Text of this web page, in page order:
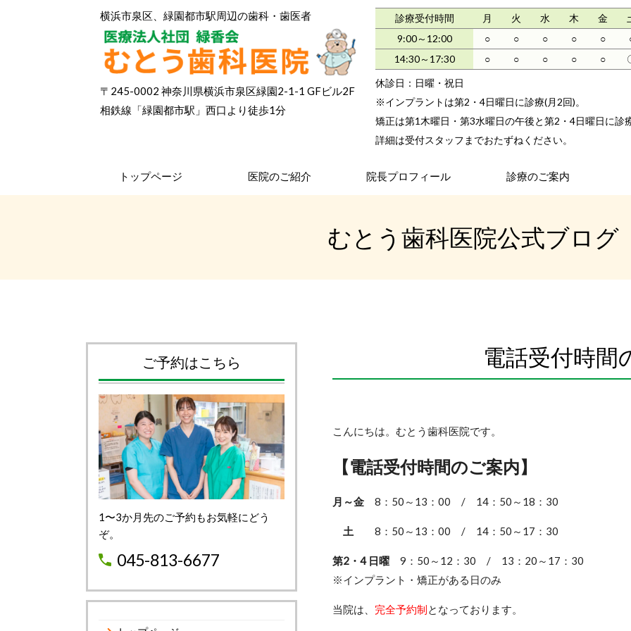
横浜市泉区、緑園都市駅周辺の歯科・歯医者
〒245-0002 神奈川県横浜市泉区緑園2-1-1 GFビル2F
相鉄線「緑園都市駅」西口より徒歩1分
診療受付時間 月 火 水 木 金
9:00～12:00
○ ○ ○ ○ ○
14:30～17:30
○ ○ ○ ○ ○
休診日：日曜・祝日
※インプラントは第2・4日曜日に診療(月2回)。
矯正は第1木曜日・第3水曜日の午後と第2・4日曜日に診
詳細は受付スタッフまでおたずねください。
トップページ 医院のご紹介 院長プロフィール 診療のご案内
むとう歯科医院公式ブログ
電話受付時間
こんにちは。むとう歯科医院です。
【電話受付時間のご案内】
月～金 8：50～13：00 / 14：50～18：30
土 8：50～13：00 / 14：50～17：30​
第2・4 日曜 9：50～12：30 / 13：20～17：30
※インプラント・矯正がある日のみ
当院は、 完全予約制 となっております。
ご予約はこちら
1〜3か月先のご予約もお気軽にどう
ぞ。
045-813-6677